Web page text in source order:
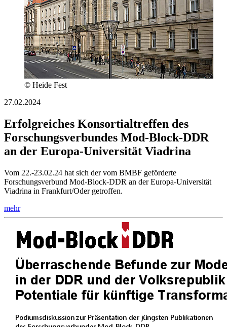
© Heide Fest
27.02.2024
Erfolgreiches Konsortialtreffen des
Forschungsverbundes Mod-Block-DDR
an der Europa-Universität Viadrina
Vom 22.-23.02.24 hat sich der vom BMBF geförderte
Forschungsverbund Mod-Block-DDR an der Europa-Universität
Viadrina in Frankfurt/Oder getroffen.
mehr